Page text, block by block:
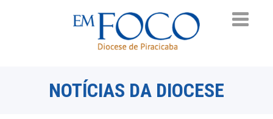
NOTÍCIAS DA DIOCESE